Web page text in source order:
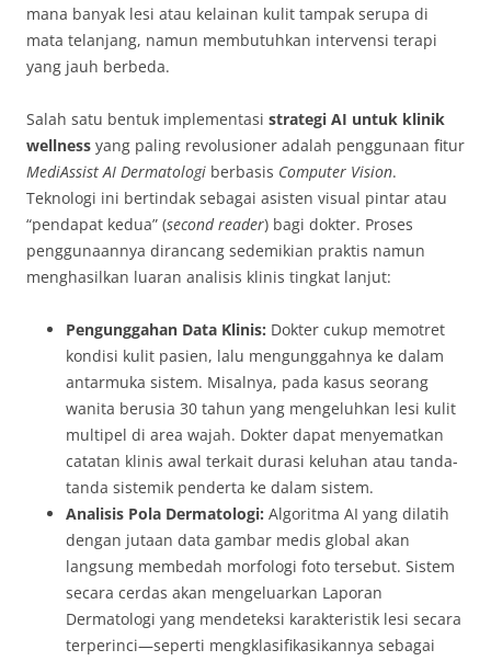
mana banyak lesi atau kelainan kulit tampak serupa di
mata telanjang, namun membutuhkan intervensi terapi
yang jauh berbeda.
Salah satu bentuk implementasi strategi AI untuk klinik
wellness yang paling revolusioner adalah penggunaan fitur
MediAssist AI Dermatologi berbasis Computer Vision.
Teknologi ini bertindak sebagai asisten visual pintar atau
“pendapat kedua” (second reader) bagi dokter. Proses
penggunaannya dirancang sedemikian praktis namun
menghasilkan luaran analisis klinis tingkat lanjut:
Pengunggahan Data Klinis: Dokter cukup memotret
kondisi kulit pasien, lalu mengunggahnya ke dalam
antarmuka sistem. Misalnya, pada kasus seorang
wanita berusia 30 tahun yang mengeluhkan lesi kulit
multipel di area wajah. Dokter dapat menyematkan
catatan klinis awal terkait durasi keluhan atau tanda-
tanda sistemik penderta ke dalam sistem.
Analisis Pola Dermatologi: Algoritma AI yang dilatih
dengan jutaan data gambar medis global akan
langsung membedah morfologi foto tersebut. Sistem
secara cerdas akan mengeluarkan Laporan
Dermatologi yang mendeteksi karakteristik lesi secara
terperinci—seperti mengklasifikasikannya sebagai